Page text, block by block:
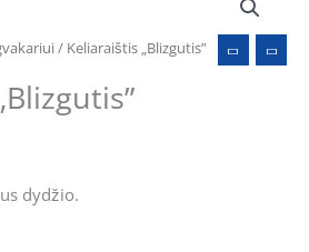
/ Keliaraištis „Blizgutis”
dydžio.